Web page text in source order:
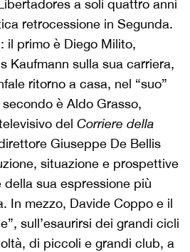
a soli quattro anni
retrocessione in Segunda.
il primo è Diego Milito,
Kaufmann sulla sua carriera,
ritorno a casa, nel “suo”
è Aldo Grasso,
del Corriere della
Giuseppe De Bellis
situazione e prospettive
sua espressione più
In mezzo, Davide Coppo e il
sull’esaurirsi dei grandi cicli
di piccoli e grandi club, a